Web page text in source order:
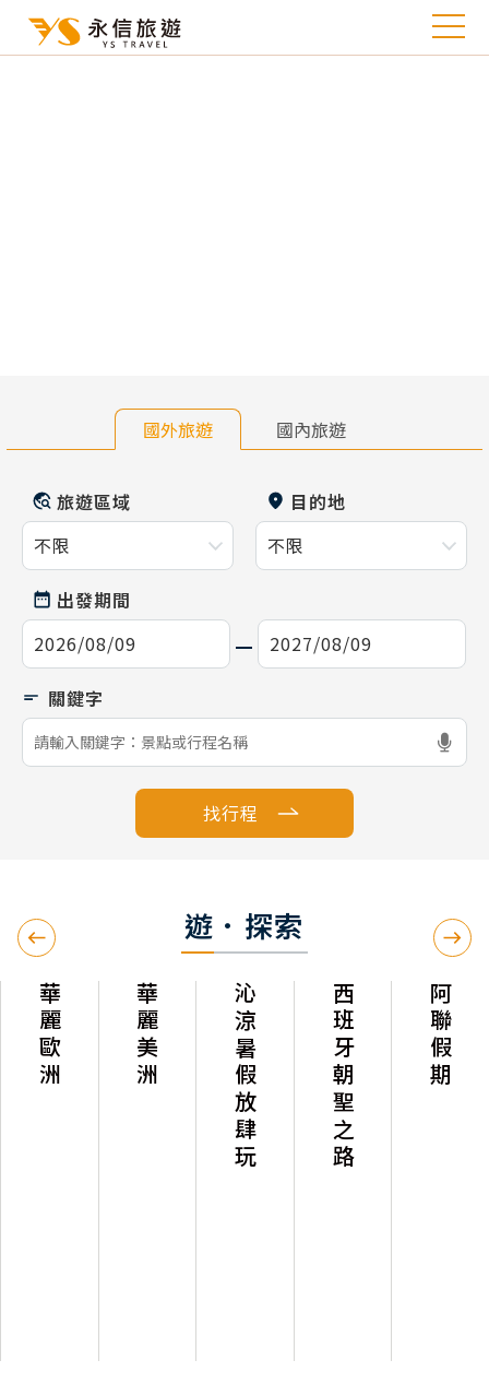
國外旅遊 國內旅遊
旅遊區域 目的地
出發期間
找行程
遊．探索
華麗歐洲 華麗美洲 沁涼暑假放肆玩 西班牙朝聖之路 阿聯假期